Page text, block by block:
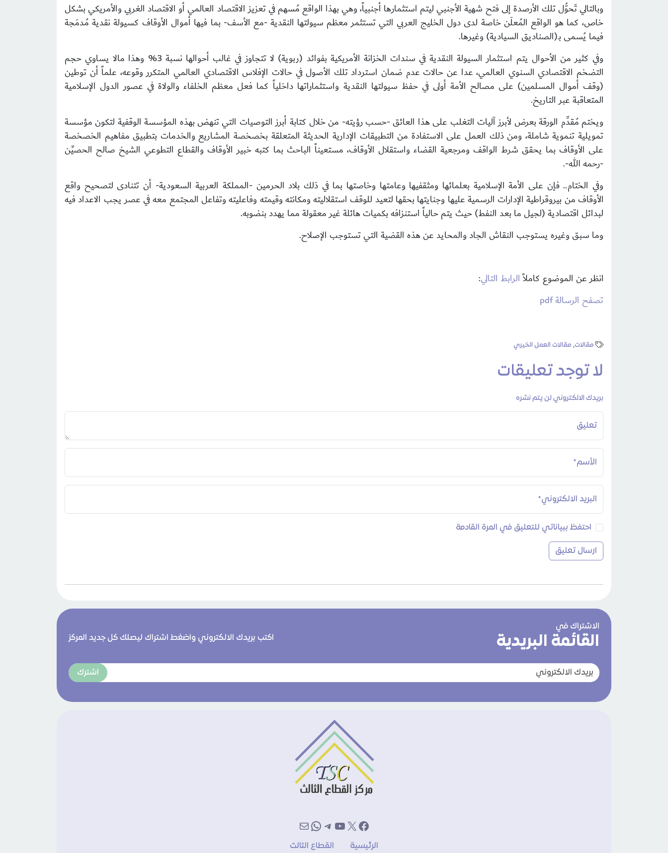
وبالتالي تَحوُّل تلك الأرصدة إلى فتح شهية الأجنبي ليتم استثمارها أجنبياً، وهي بهذا الواقع مُسهم في تعزيز الاقتصاد العالمي أو الاقتصاد الغربي والأمريكي بشكل
خاص، كما هو الواقع المُعلَن خاصة لدى دول الخليج العربي التي تستثمر معظم سيولتها النقدية -مع الأسف- بما فيها أموال الأوقاف كسيولة نقدية مُدمَجة
فيما يُسمى بـ(الصناديق السيادية) وغيرها.
وفي كثير من الأحوال يتم استثمار السيولة النقدية في سندات الخزانة الأمريكية بفوائد (ربوية) لا تتجاوز في غالب أحوالها نسبة 3% وهذا مالا يساوي حجم
التضخم الاقتصادي السنوي العالمي، عدا عن حالات عدم ضمان استرداد تلك الأصول في حالات الإفلاس الاقتصادي العالمي المتكرر وقوعه، علماً أن توطين
(وقف أموال المسلمين) على مصالح الأمة أولى في حفظ سيولتها النقدية واستثماراتها داخلياً كما فعل معظم الخلفاء والولاة في عصور الدول الإسلامية
المتعاقبة عبر التاريخ.
ويختم مُقدِّم الورقة بعرض لأبرز آليات التغلب على هذا العائق -حسب رؤيته- من خلال كتابة أبرز التوصيات التي تنهض بهذه المؤسسة الوقفية لتكون مؤسسة
تمويلية تنموية شاملة، ومن ذلك العمل على الاستفادة من التطبيقات الإدارية الحديثة المتعلقة بخصخصة المشاريع والخدمات بتطبيق مفاهيم الخصخصة
على الأوقاف بما يحقق شرط الواقف ومرجعية القضاء واستقلال الأوقاف، مستعيناً الباحث بما كتبه خبير الأوقاف والقطاع التطوعي الشيخ صالح الحصيِّن
-رحمه الله-.
وفي الختام.. فإن على الأمة الإسلامية بعلمائها ومثقفيها وعامتها وخاصتها بما في ذلك بلاد الحرمين -المملكة العربية السعودية- أن تتنادى لتصحيح واقع
الأوقاف من بيروقراطية الإدارات الرسمية عليها وجنايتها بحقها لتعيد للوقف استقلاليته ومكانته وقيمته وفاعليته وتفاعل المجتمع معه في عصر يجب الاعداد فيه
لبدائل اقتصادية (لجيل ما بعد النفط) حيث يتم حالياً استنزافه بكميات هائلة غير معقولة مما يهدد بنضوبه.
وما سبق وغيره يستوجب النقاش الجاد والمحايد عن هذه القضية التي تستوجب الإصلاح.
انظر عن الموضوع كاملاًالرابط التالي:
تصفح الرسالة pdf
مقالات, مقالات العمل الخيري
لا توجد تعليقات
بريدك الالكتروني لن يتم نشره
تعليق
الأسم*
البريد الالكتروني*
احتفظ ببياناتي للتعليق في المرة القادمة
الاشتراك في
القائمة البريدية اكتب بريدك الالكتروني واضغط اشتراك ليصلك كل جديد المركز
اشترك
فيسبوك
إكسيوتيوب
تيليجرام
واتساب
بريد
الرئيسية القطاع الثالث